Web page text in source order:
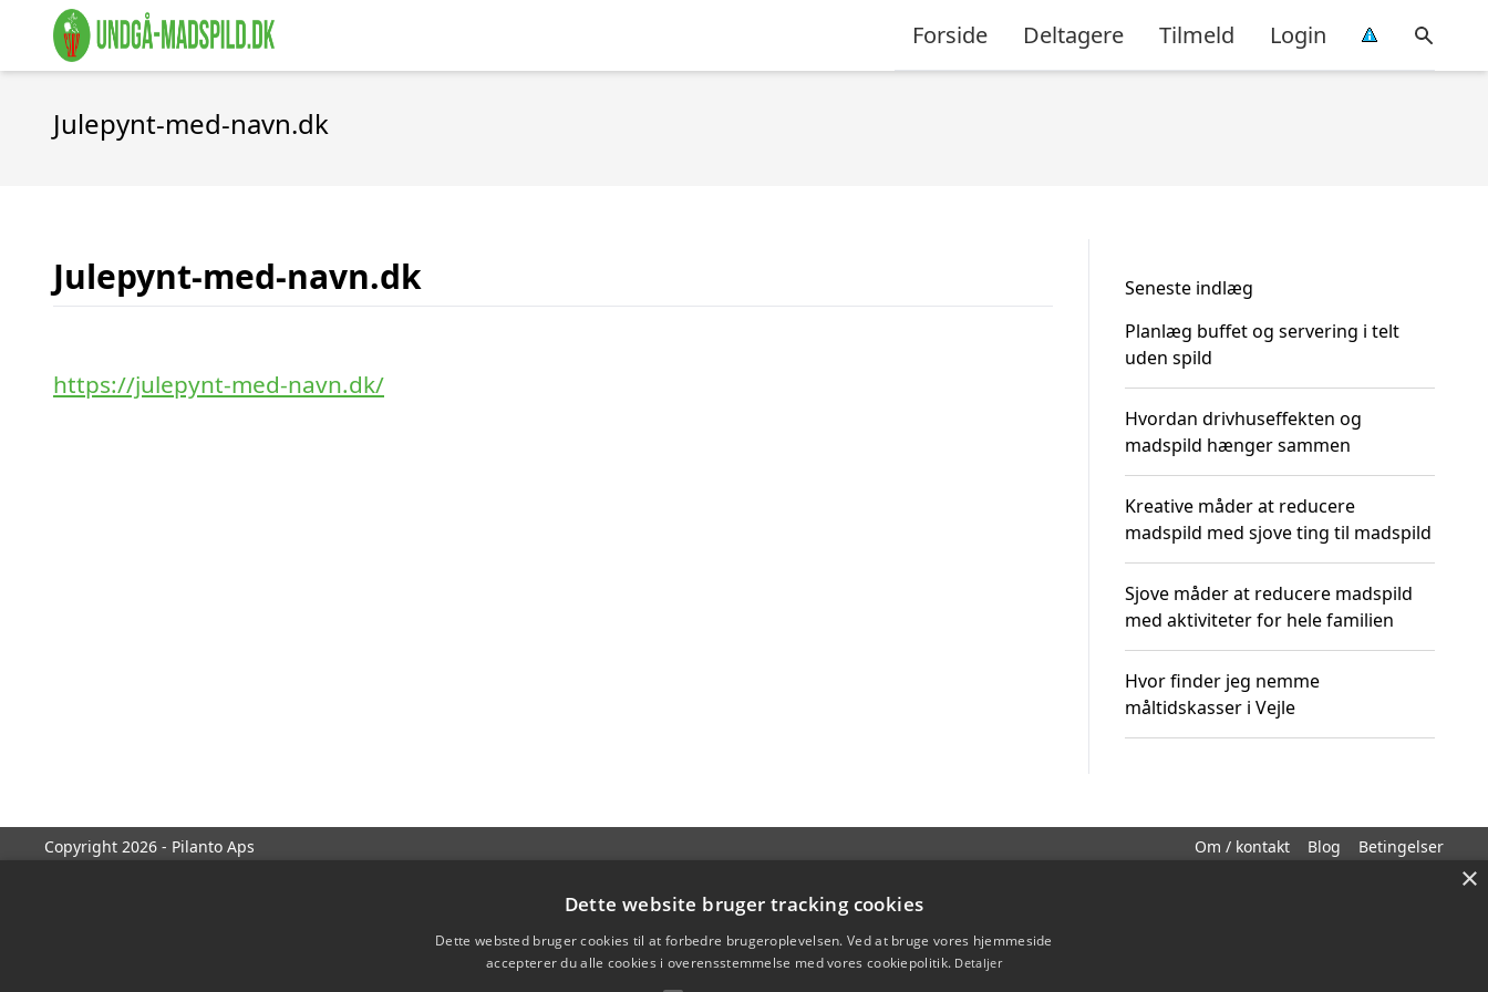
Forside Deltagere Tilmeld Login
Julepynt-med-navn.dk
Julepynt-med-navn.dk
https://julepynt-med-navn.dk/
Seneste indlæg
Planlæg buffet og servering i telt
uden spild
Hvordan drivhuseffekten og
madspild hænger sammen
Kreative måder at reducere
madspild med sjove ting til madspild
Sjove måder at reducere madspild
med aktiviteter for hele familien
Hvor finder jeg nemme
måltidskasser i Vejle
Copyright 2026 - Pilanto Aps Om / kontakt Blog Betingelser
×
Dette website bruger tracking cookies
Dette websted bruger cookies til at forbedre brugeroplevelsen. Ved at bruge vores hjemmeside
accepterer du alle cookies i overensstemmelse med vores cookiepolitik. Detaljer